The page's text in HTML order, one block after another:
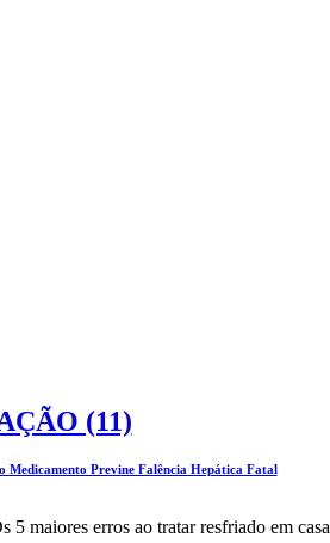
(11)
Previne Falência Hepática Fatal
5 maiores erros ao tratar resfriado em casa